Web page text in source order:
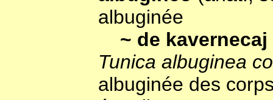
albuginée
~ de
Tunica albuginea
albuginée des